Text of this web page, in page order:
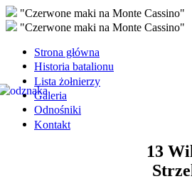
"Czerwone maki na Monte Cassino"
"Czerwone maki na Monte Cassino"
Strona główna
Historia batalionu
Lista żołnierzy
Galeria
Odnośniki
Kontakt
13